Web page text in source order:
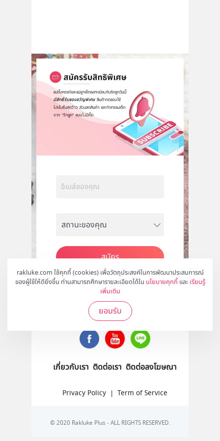
rakluke.com ใช้คุกกี้ (cookies) เพื่อวัตถุประสงค์ในการพัฒนาประสบการณ์
ของผู้ใช้ให้ดียิ่งขึ้น ท่านสามารถศึกษารายละเอียดได้ใน นโยบายคุกกี้ และ เรียนรู้
เพิ่มเติม
ยอมรับ
สมัคร
ติดตามเราได้ที่
เกี่ยวกับเรา ติดต่อเรา ติดต่อลงโฆษณา
Privacy Policy | Term of Service
© 2020 Rakluke Plus - ALL RIGHTS RESERVED.